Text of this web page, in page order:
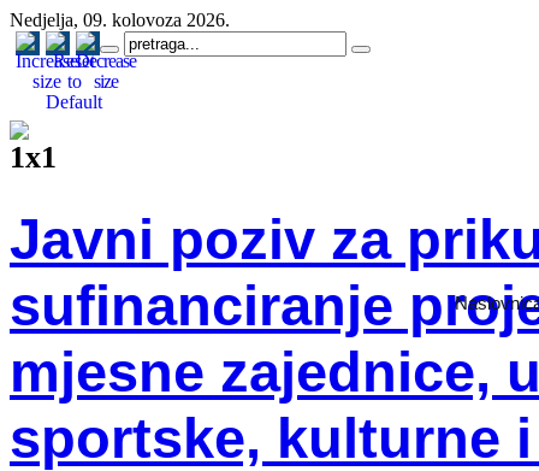
Nedjelja, 09. kolovoza 2026.
Javni poziv za
sufinanciranje
mjesne zajednice,
sportske, kulturne